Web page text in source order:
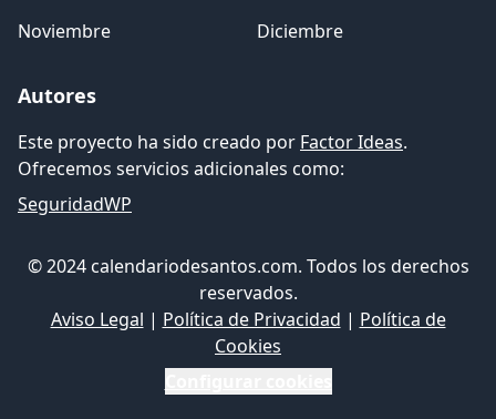
Noviembre
Diciembre
Autores
Este proyecto ha sido creado por Factor Ideas.
Ofrecemos servicios adicionales como:
SeguridadWP
© 2024 calendariodesantos.com. Todos los derechos
reservados.
Aviso Legal | Política de Privacidad | Política de
Cookies